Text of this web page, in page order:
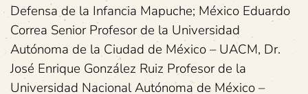
Defensa de la Infancia Mapuche; México Eduardo
Correa Senior Profesor de la Universidad
Autónoma de la Ciudad de México – UACM, Dr.
José Enrique González Ruiz Profesor de la
Universidad Nacional Autónoma de México –